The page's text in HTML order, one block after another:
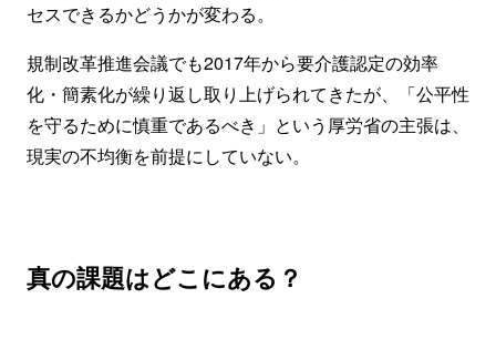
セスできるかどうかが変わる。
規制改革推進会議でも2017年から要介護認定の効率
化・簡素化が繰り返し取り上げられてきたが、「公平性
を守るために慎重であるべき」という厚労省の主張は、
現実の不均衡を前提にしていない。
真の課題はどこにある？